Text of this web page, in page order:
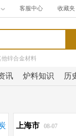
客服中心 收藏夹
他锌合金材料
讯 炉料知识 历
上海市 08-07